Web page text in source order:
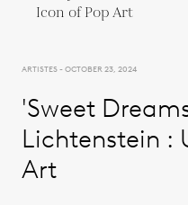
ARTISTES - OCTOBER 23, 2024
'Sweet
Lichtenstein :
Art